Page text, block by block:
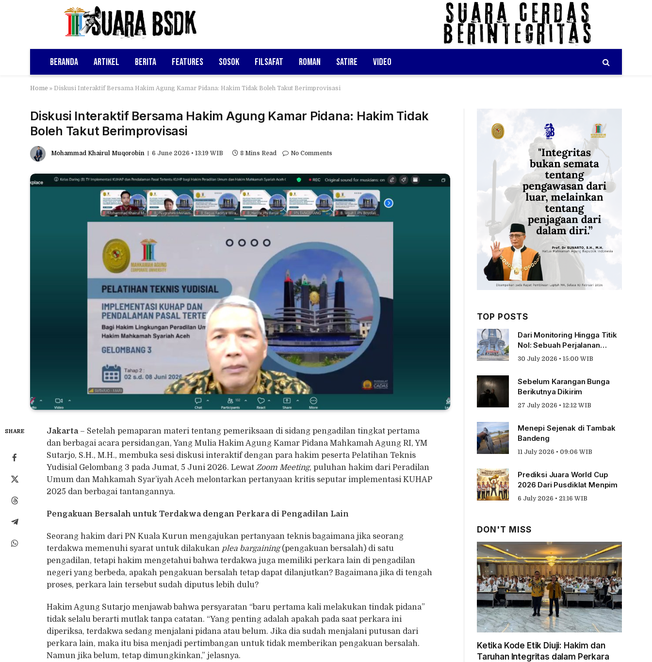
Beranda Artikel Berita Features Sosok Filsafat Roman Satire Video
Home » Diskusi Interaktif Bersama Hakim Agung Kamar Pidana: Hakim Tidak Boleh Takut Berimprovisasi
Diskusi Interaktif Bersama Hakim Agung Kamar Pidana: Hakim Tidak
Boleh Takut Berimprovisasi
Mohammad Khairul Muqorobin 6 June 2026 • 13:19 WIB 8 Mins Read No Comments
SHARE Jakarta– Setelah pemaparan materi tentang pemeriksaan di sidang pengadilan tingkat pertama
dan berbagai acara persidangan, Yang Mulia Hakim Agung Kamar Pidana Mahkamah Agung RI, YM
Sutarjo, S.H., M.H., membuka sesi diskusi interaktif dengan para hakim peserta Pelatihan Teknis
Yudisial Gelombang 3 pada Jumat, 5 Juni 2026. LewatZoom Meeting, puluhan hakim dari Peradilan
Umum dan Mahkamah Syar’iyah Aceh melontarkan pertanyaan kritis seputar implementasi KUHAP
2025 dan berbagai tantangannya.
Pengakuan Bersalah untuk Terdakwa dengan Perkara di Pengadilan Lain
Seorang hakim dari PN Kuala Kurun mengajukan pertanyaan teknis bagaimana jika seorang
terdakwa memenuhi syarat untuk dilakukan plea bargaining(pengakuan bersalah) di satu
pengadilan, tetapi hakim mengetahui bahwa terdakwa juga memiliki perkara lain di pengadilan
negeri yang berbeda, apakah pengakuan bersalah tetap dapat dilanjutkan? Bagaimana jika di tengah
proses, perkara lain tersebut sudah diputus lebih dulu?
Hakim Agung Sutarjo menjawab bahwa persyaratan “baru pertama kali melakukan tindak pidana”
tidak selalu berarti mutlak tanpa catatan. “Yang penting adalah apakah pada saat perkara ini
diperiksa, terdakwa sedang menjalani pidana atau belum. Jika dia sudah menjalani putusan dari
perkara lain, maka itu bisa menjadi pertimbangan untuk tidak memberikan pengakuan bersalah.
Namun jika belum, tetap dimungkinkan,” jelasnya.
TOP POSTS
Dari Monitoring Hingga Titik
Nol: Sebuah Perjalanan
Tentang Pengabdian
30 July 2026 • 15:00 WIB
Sebelum Karangan Bunga
Berikutnya Dikirim
27 July 2026 • 12:12 WIB
Menepi Sejenak di Tambak
Bandeng
11 July 2026 • 09:06 WIB
Prediksi Juara World Cup
2026 Dari Pusdiklat Menpim
6 July 2026 • 21:16 WIB
DON'T MISS
Ketika Kode Etik Diuji: Hakim dan
Taruhan Integritas dalam Perkara